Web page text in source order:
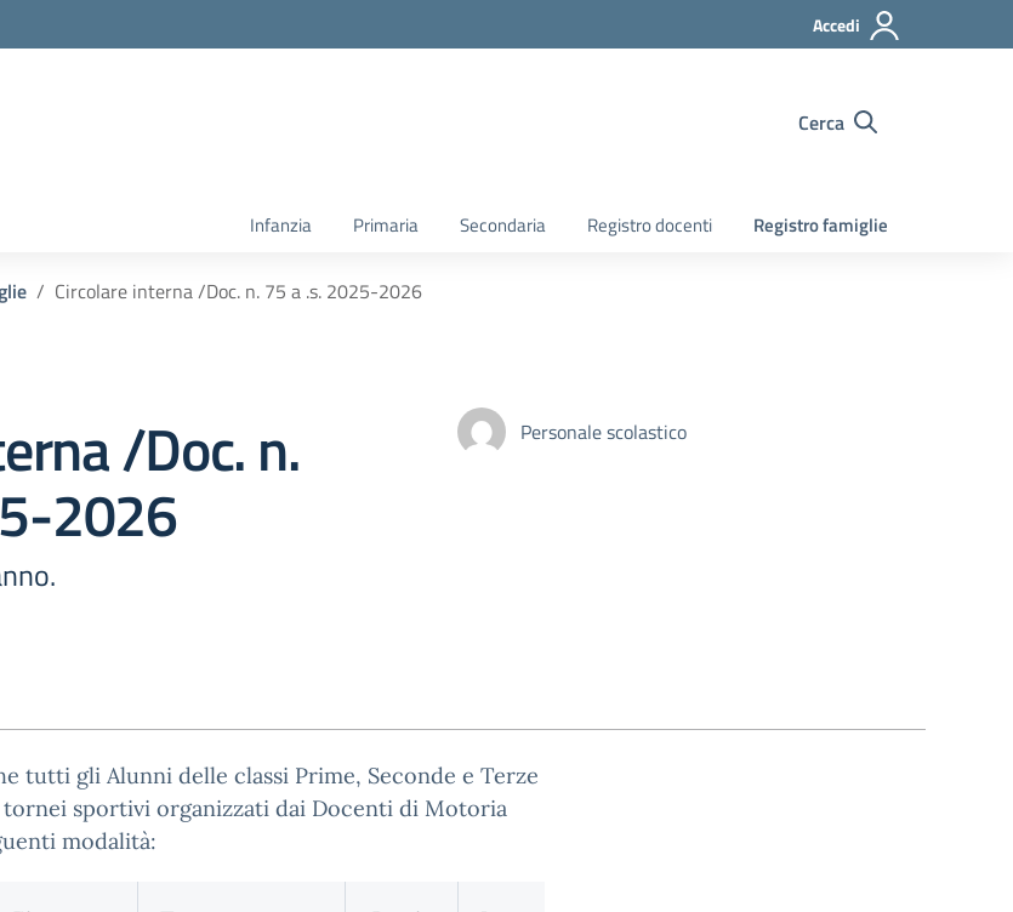
Accedi
Cerca
Infanzia Primaria Secondaria Registro docenti Registro famiglie
Circolare interna /Doc. n. 75 a .s. 2025-2026
/Doc. n.
2026
Personale scolastico
tutti gli Alunni delle classi Prime, Seconde e Terze
sportivi organizzati dai Docenti di Motoria
modalità: